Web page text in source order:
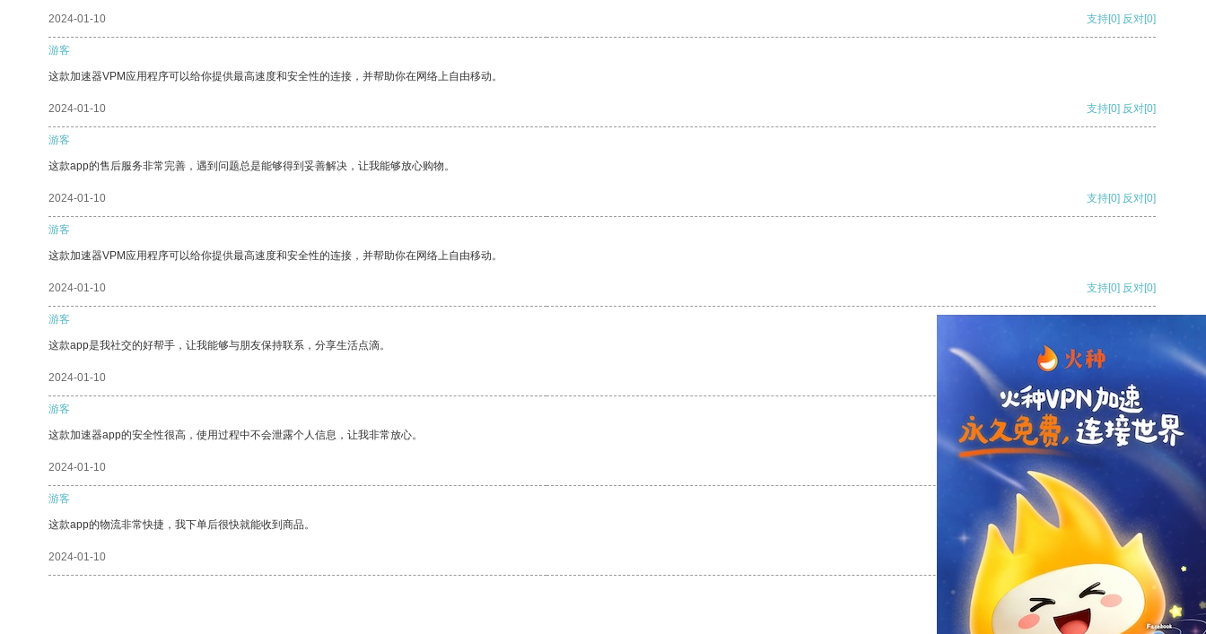
2024-01-10 支持[0] 反对[0]
游客
这款加速器VPM应用程序可以给你提供最高速度和安全性的连接，并帮助你在网络上自由移动。
2024-01-10 支持[0] 反对[0]
游客
这款app的售后服务非常完善，遇到问题总是能够得到妥善解决，让我能够放心购物。
2024-01-10 支持[0] 反对[0]
游客
这款加速器VPM应用程序可以给你提供最高速度和安全性的连接，并帮助你在网络上自由移动。
2024-01-10 支持[0] 反对[0]
游客
这款app是我社交的好帮手，让我能够与朋友保持联系，分享生活点滴。
2024-01-10
游客
这款加速器app的安全性很高，使用过程中不会泄露个人信息，让我非常放心。
2024-01-10 反对
游客
这款app的物流非常快捷，我下单后很快就能收到商品。
2024-01-10 反对[0]